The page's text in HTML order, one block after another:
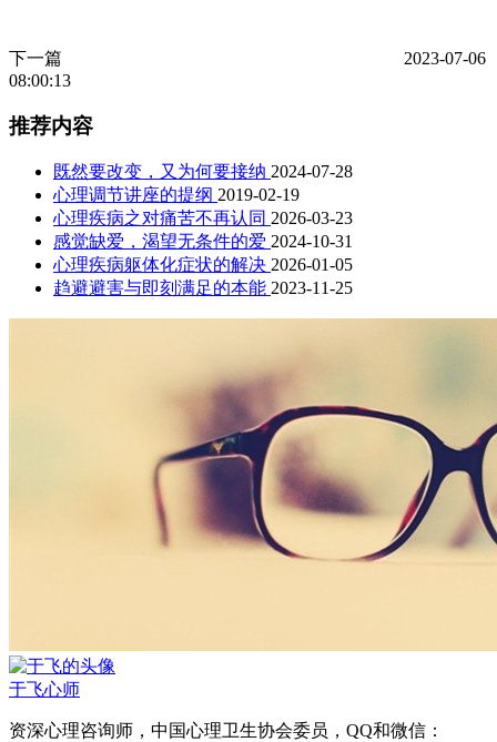
下一篇
2023-07-06
08:00:13
推荐内容
既然要改变，又为何要接纳 2024-07-28
心理调节讲座的提纲 2019-02-19
心理疾病之对痛苦不再认同 2026-03-23
感觉缺爱，渴望无条件的爱 2024-10-31
心理疾病躯体化症状的解决 2026-01-05
趋避避害与即刻满足的本能 2023-11-25
于飞心师
资深心理咨询师，中国心理卫生协会委员，QQ和微信：